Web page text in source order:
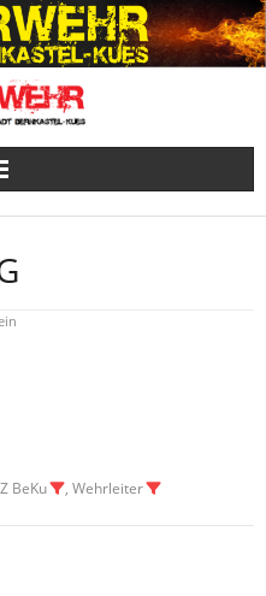
BeKu , Wehrleiter